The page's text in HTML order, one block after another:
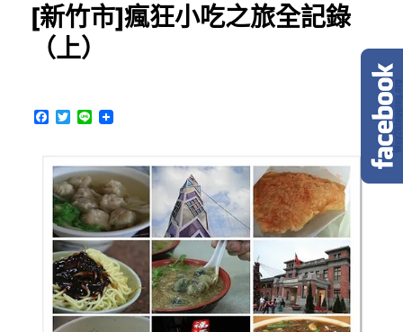
[新竹市]瘋狂小吃之旅全記錄
（上）
F
b
o
o
k
T
t
e
r
L